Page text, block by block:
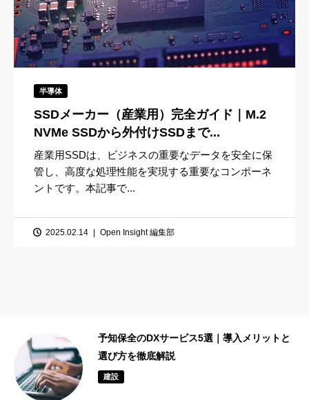
半導体
SSDメーカー（産業用）完全ガイド｜M.2
NVMe SSDから外付けSSDまで...
産業用SSDは、ビジネスの重要なデータを安全に保
管し、高度な処理性能を実現する重要なコンポーネ
ントです。本記事で...
2025.02.14 Open Insight 編集部
予知保全のDXサービス5選｜導入メリットと
選び方を徹底解説
建設